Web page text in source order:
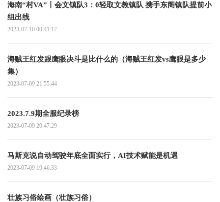
海南“村VA”丨会文镇队3：0轻取文教镇队 携手东阁镇队提前小
组出线
2023-07-10 00:41:17
海贼王红发跟鹰眼决斗是比什么的（海贼王红发vs鹰眼是多少
集）
2023-07-09 21:55:44
2023.7.9期全服纪录榜
2023-07-09 20:47:29
马斯克说自动驾驶年底全面实行，AI技术赋能是机遇
2023-07-09 19:46:33
壮族习俗绘画（壮族习俗）